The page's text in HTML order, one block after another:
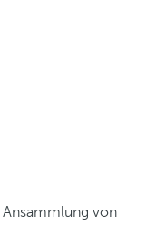
Ansammlung von